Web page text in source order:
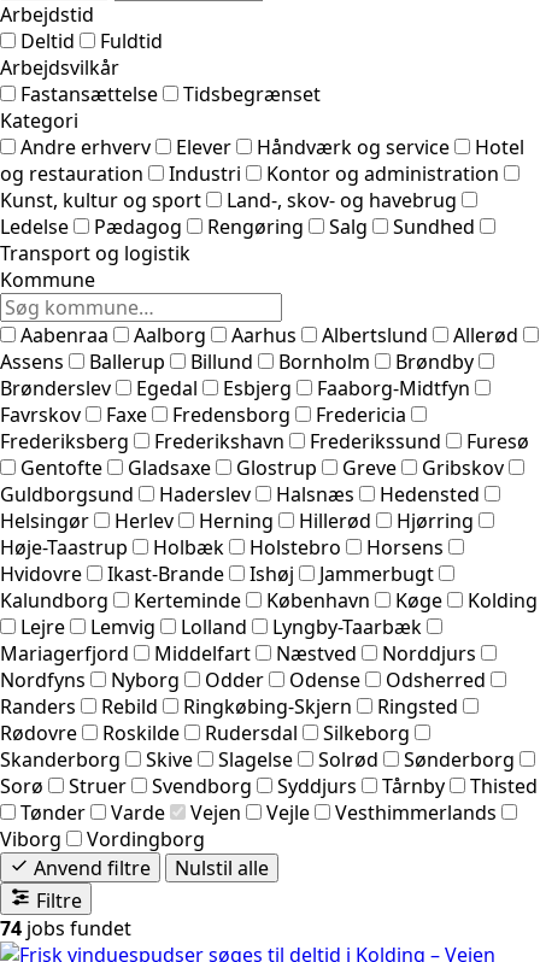
Arbejdstid
Deltid
Fuldtid
Arbejdsvilkår
Fastansættelse
Tidsbegrænset
Kategori
Andre erhverv
Elever Håndværk og service
Hotel
og restauration
Industri
Kontor og administration
Kunst, kultur og sport
Land-, skov- og havebrug
Ledelse
Pædagog Rengøring Salg
Sundhed
Transport og logistik
Kommune
Aabenraa Aalborg Aarhus Albertslund
Allerød
Assens
Ballerup Billund Bornholm
Brøndby
Brønderslev
Egedal Esbjerg
Faaborg-Midtfyn
Favrskov
Faxe Fredensborg
Fredericia
Frederiksberg
Frederikshavn Frederikssund
Furesø
Gentofte
Gladsaxe Glostrup Greve
Gribskov
Guldborgsund
Haderslev Halsnæs
Hedensted
Helsingør
Herlev Herning Hillerød
Hjørring
Høje-Taastrup
Holbæk Holstebro
Horsens
Hvidovre
Ikast-Brande Ishøj
Jammerbugt
Kalundborg
Kerteminde København Køge
Kolding
Lejre
Lemvig Lolland
Lyngby-Taarbæk
Mariagerfjord
Middelfart Næstved
Norddjurs
Nordfyns
Nyborg Odder Odense
Odsherred
Randers
Rebild Ringkøbing-Skjern
Ringsted
Rødovre
Roskilde Rudersdal
Silkeborg
Skanderborg
Skive Slagelse Solrød
Sønderborg
Sorø
Struer Svendborg Syddjurs Tårnby
Thisted
Tønder
Varde Vejen Vejle
Vesthimmerlands
Viborg
Vordingborg
Anvend filtre
Nulstil alle
Filtre
74 jobs fundet